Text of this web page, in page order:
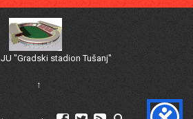
JU "Gradski stadion Tušanj"
↑